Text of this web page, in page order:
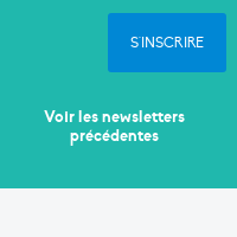
S'INSCRIRE
Voir les newsletters
précédentes